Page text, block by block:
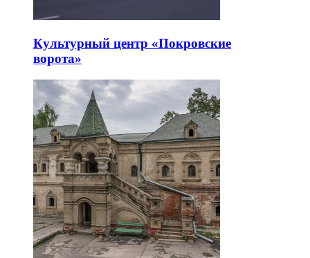
Культурный центр «Покровские
ворота»